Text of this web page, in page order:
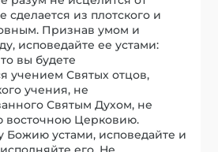
сделается из плотского и
Признав умом и
исповедайте ее устами:
вы будете
учением Святых отцов,
учения, не
Святым Духом, не
восточною Церковию.
Божию устами, исповедайте и